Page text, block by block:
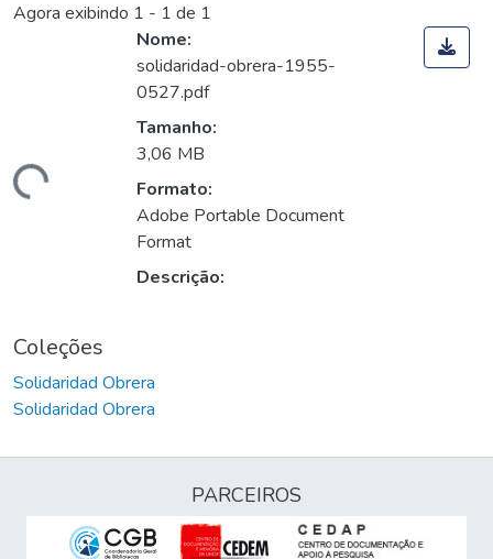
Agora exibindo 1 - 1 de 1
Nome:
solidaridad-obrera-1955-
0527.pdf
Tamanho:
3,06 MB
Formato:
Adobe Portable Document
Format
Descrição:
Coleções
Solidaridad Obrera
Solidaridad Obrera
PARCEIROS